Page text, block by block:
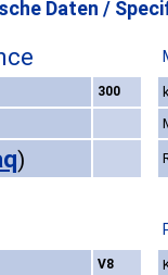
Daten /
300
)
V8